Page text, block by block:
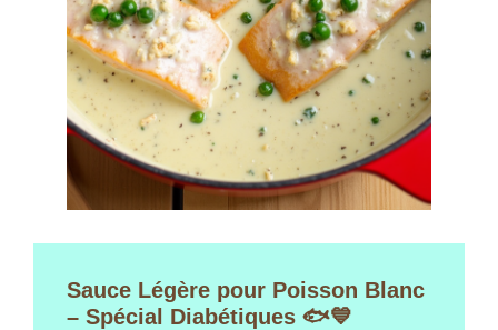
Sauce Légère pour Poisson Blanc
– Spécial Diabétiques 🐟💙